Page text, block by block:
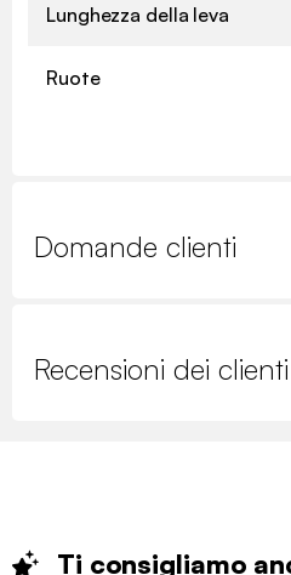
Lunghezza della leva
Ruote
Domande clienti
Recensioni dei clienti
Ti consigliamo